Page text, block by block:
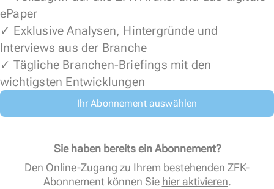
ePaper
✓ Exklusive Analysen, Hintergründe und
Interviews aus der Branche
✓ Tägliche Branchen-Briefings mit den
wichtigsten Entwicklungen
Ihr Abonnement auswählen
Sie haben bereits ein Abonnement?
Den Online-Zugang zu Ihrem bestehenden ZFK-
Abonnement können Sie hier aktivieren.